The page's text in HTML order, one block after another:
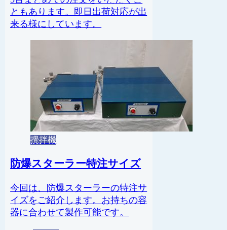
ともあります。即日出荷対応が出
来る様にしています。
攪拌機
防爆スターラー特注サイズ
今回は、防爆スターラーの特注サ
イズをご紹介します。お持ちの容
器に合わせて製作可能です。